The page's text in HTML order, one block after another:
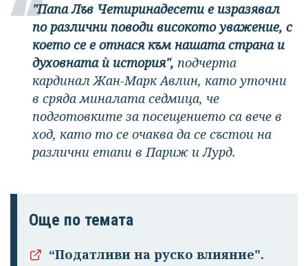
"Папа Лъв Четиринадесети е изразявал
по различни поводи високото уважение, с
което се е отнася към нашата страна и
духовната ѝ история", подчерта
кардинал Жан-Марк Авлин, като уточни
в сряда миналата седмица, че
подготовките за посещението са вече в
ход, като то се очаква да се състои на
различни етапи в Париж и Лурд.
Още по темата
“Податливи на руско влияние".